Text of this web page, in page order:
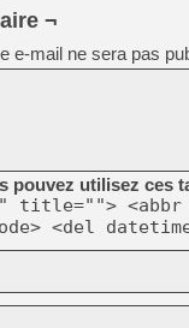
¬
e-mail ne sera pas
pouvez utilisez ces
title=""> <abbr
<del